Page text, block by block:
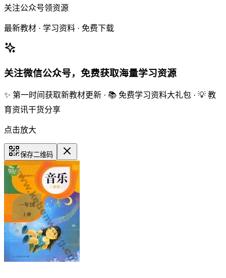
关注公众号领资源
最新教材 · 学习资料 · 免费下载
关注微信公众号，免费获取海量学习资源
✨ 第一时间获取新教材更新 · 📚 免费学习资料大礼包 · 💡 教
育资讯干货分享
点击放大
保存二维码